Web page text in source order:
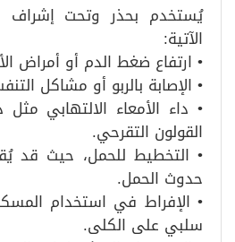
يُستخدم بحذر وتحت إشراف
الآتية:
• ارتفاع ضغط الدم أو أمراض
• الإصابة بالربو أو مشاكل
• داء الأمعاء الالتهابي
القولون التقرحي.
• التخطيط للحمل، حيث قد
حدوث الحمل.
• الإفراط في استخدام
سلبي على الكلى.